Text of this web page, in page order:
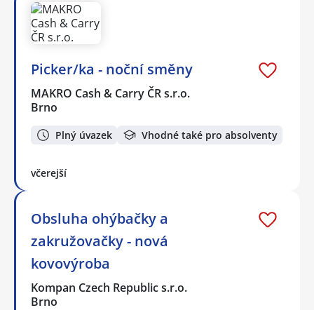
Picker/ka - noční směny
MAKRO Cash & Carry ČR s.r.o.
Brno
Plný úvazek Vhodné také pro absolventy
včerejší
Obsluha ohýbačky a
zakružovačky - nová
kovovýroba
Kompan Czech Republic s.r.o.
Brno